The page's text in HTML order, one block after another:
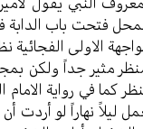
فتحت باب الدابة
الاولی الفجائیة
مثیر جداً ولکن
کما في روایة الامام
نهاراً لو أردت